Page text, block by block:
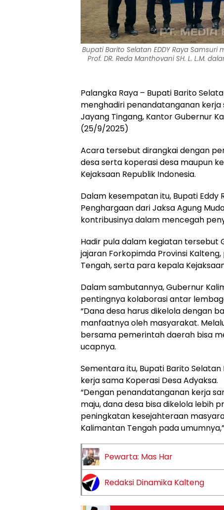
Bupati Barito Selatan EDDY Raya
Prof. DR. Reda Manthovani SH. L. L.M.
Palangka Raya – Bupati Barito
menghadiri penandatanganan kerja
Jayang Tingang, Kantor Gubernur
(25/9/2025)
Acara tersebut dirangkai dengan
desa serta koperasi desa maupun
Kejaksaan Republik Indonesia.
Dalam kesempatan itu, Bupati Eddy
Penghargaan dari Jaksa Agung
kontribusinya dalam mencegah
Hadir pula dalam kegiatan tersebut
jajaran Forkopimda Provinsi
Tengah, serta para kepala
Dalam sambutannya, Gubernur
pentingnya kolaborasi antar
“Dana desa harus dikelola dengan
manfaatnya oleh masyarakat.
bersama pemerintah daerah bisa
ucapnya.
Sementara itu, Bupati Barito
kerja sama Koperasi Desa Adyaksa.
“Dengan penandatanganan kerja
maju, dana desa bisa dikelola lebih
peningkatan kesejahteraan
Kalimantan Tengah pada
Pewarta: Mas Har
Redaksi Dinamika Kalteng